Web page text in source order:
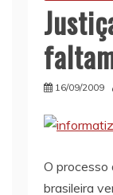
16/09/2009
O processo
brasileira